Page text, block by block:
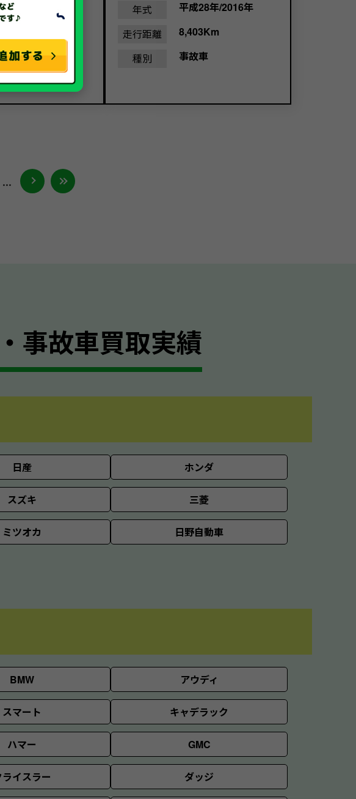
29年/2017年
車
年式
平成28年/2016年
走行距離
8,403Km
種別
事故車
...
事故車買取実績
日産 ホンダ
スズキ 三菱
ミツオカ 日野自動車
BMW アウディ
スマート キャデラック
ハマー GMC
ライスラー ダッジ